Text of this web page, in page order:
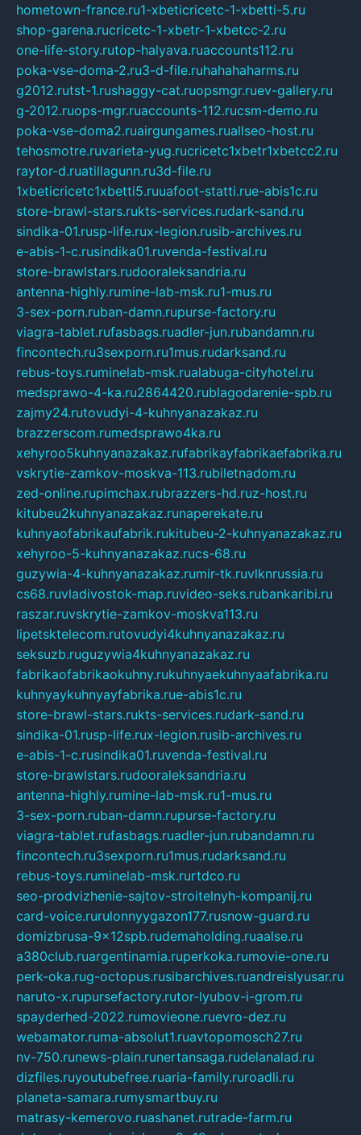
hometown-france.ru1-xbeticricetc-1-xbetti-5.ru
shop-garena.rucricetc-1-xbetr-1-xbetcc-2.ru
one-life-story.rutop-halyava.ruaccounts112.ru
poka-vse-doma-2.ru3-d-file.ruhahahaharms.ru
g2012.rutst-1.rushaggy-cat.ruopsmgr.ruev-gallery.ru
g-2012.ruops-mgr.ruaccounts-112.rucsm-demo.ru
poka-vse-doma2.ruairgungames.ruallseo-host.ru
tehosmotre.ruvarieta-yug.rucricetc1xbetr1xbetcc2.ru
raytor-d.ruatillagunn.ru3d-file.ru
1xbeticricetc1xbetti5.ruuafoot-statti.rue-abis1c.ru
store-brawl-stars.rukts-services.rudark-sand.ru
sindika-01.rusp-life.rux-legion.rusib-archives.ru
e-abis-1-c.rusindika01.ruvenda-festival.ru
store-brawlstars.rudooraleksandria.ru
antenna-highly.rumine-lab-msk.ru1-mus.ru
3-sex-porn.ruban-damn.rupurse-factory.ru
viagra-tablet.rufasbags.ruadler-jun.rubandamn.ru
fincontech.ru3sexporn.ru1mus.rudarksand.ru
rebus-toys.ruminelab-msk.rualabuga-cityhotel.ru
medsprawo-4-ka.ru2864420.rublagodarenie-spb.ru
zajmy24.rutovudyi-4-kuhnyanazakaz.ru
brazzerscom.rumedsprawo4ka.ru
xehyroo5kuhnyanazakaz.rufabrikayfabrikaefabrika.ru
vskrytie-zamkov-moskva-113.rubiletnadom.ru
zed-online.rupimchax.rubrazzers-hd.ruz-host.ru
kitubeu2kuhnyanazakaz.runaperekate.ru
kuhnyaofabrikaufabrik.rukitubeu-2-kuhnyanazakaz.ru
xehyroo-5-kuhnyanazakaz.rucs-68.ru
guzywia-4-kuhnyanazakaz.rumir-tk.ruvlknrussia.ru
cs68.ruvladivostok-map.ruvideo-seks.rubankaribi.ru
raszar.ruvskrytie-zamkov-moskva113.ru
lipetsktelecom.rutovudyi4kuhnyanazakaz.ru
seksuzb.ruguzywia4kuhnyanazakaz.ru
fabrikaofabrikaokuhny.rukuhnyaekuhnyaafabrika.ru
kuhnyaykuhnyayfabrika.rue-abis1c.ru
store-brawl-stars.rukts-services.rudark-sand.ru
sindika-01.rusp-life.rux-legion.rusib-archives.ru
e-abis-1-c.rusindika01.ruvenda-festival.ru
store-brawlstars.rudooraleksandria.ru
antenna-highly.rumine-lab-msk.ru1-mus.ru
3-sex-porn.ruban-damn.rupurse-factory.ru
viagra-tablet.rufasbags.ruadler-jun.rubandamn.ru
fincontech.ru3sexporn.ru1mus.rudarksand.ru
rebus-toys.ruminelab-msk.rurtdco.ru
seo-prodvizhenie-sajtov-stroitelnyh-kompanij.ru
card-voice.rurulonnyygazon177.rusnow-guard.ru
domizbrusa-9x12spb.rudemaholding.ruaalse.ru
a380club.ruargentinamia.ruperkoka.rumovie-one.ru
perk-oka.rug-octopus.rusibarchives.ruandreislyusar.ru
naruto-x.rupursefactory.rutor-lyubov-i-grom.ru
spayderhed-2022.rumovieone.ruevro-dez.ru
webamator.ruma-absolut1.ruavtopomosch27.ru
nv-750.runews-plain.runertansaga.rudelanalad.ru
dizfiles.ruyoutubefree.ruaria-family.ruroadli.ru
planeta-samara.rumysmartbuy.ru
matrasy-kemerovo.ruashanet.rutrade-farm.ru